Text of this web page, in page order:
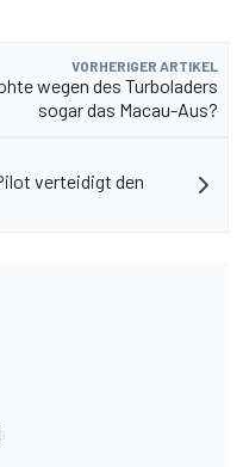
VORHERIGER ARTIKEL
wegen des Turboladers
sogar das Macau-Aus?
verteidigt den